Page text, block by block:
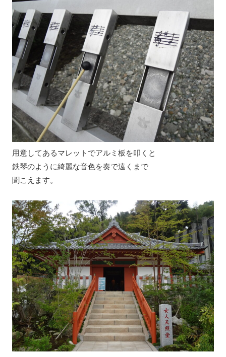
用意してあるマレットでアルミ板を叩くと
鉄琴のように綺麗な音色を奏で遠くまで
聞こえます。